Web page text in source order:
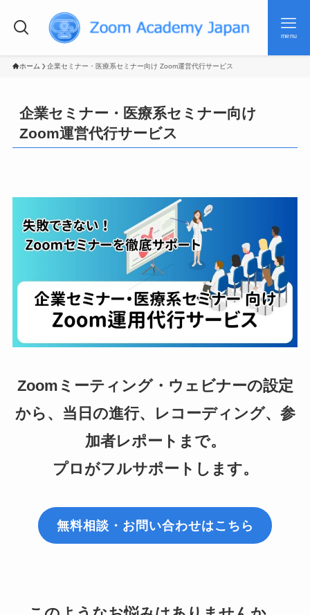
menu
ホーム 企業セミナー・医療系セミナー向け Zoom運営代行サービス
企業セミナー・医療系セミナー向け
Zoom運営代行サービス
Zoomミーティング・ウェビナーの設定
から、当日の進行、レコーディング、参
加者レポートまで。
プロがフルサポートします。
無料相談・お問い合わせはこちら